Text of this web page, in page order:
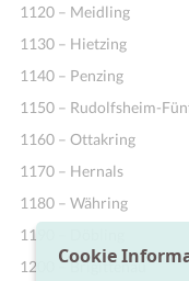
1120 – Meidling
1130 – Hietzing
1140 – Penzing
1150 – Rudolfsheim-
1160 – Ottakring
1170 – Hernals
1180 – Währing
1190 – Döbling
1200 – Brigittenau
Cookie